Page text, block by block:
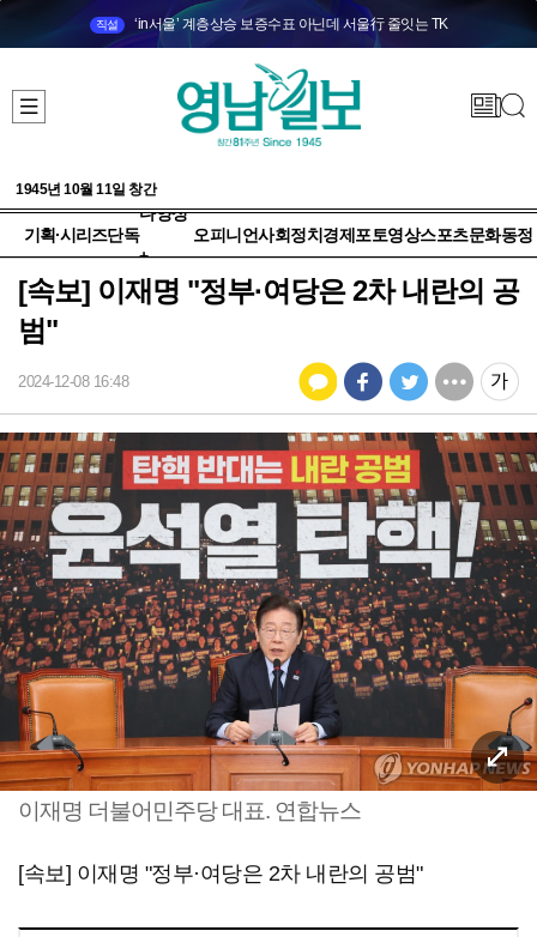
직설 ‘in서울’ 계층상승 보증수표 아닌데 서울行 줄잇는 TK
1945년 10월 11일 창간
기획·시리즈단독
다양성
+
오피니언사회정치 경제 포토영상스포츠문화동정
[속보] 이재명 "정부·여당은 2차 내란의 공
범"
2024-12-08 16:48
이재명 더불어민주당 대표. 연합뉴스
[속보] 이재명 "정부·여당은 2차 내란의 공범"